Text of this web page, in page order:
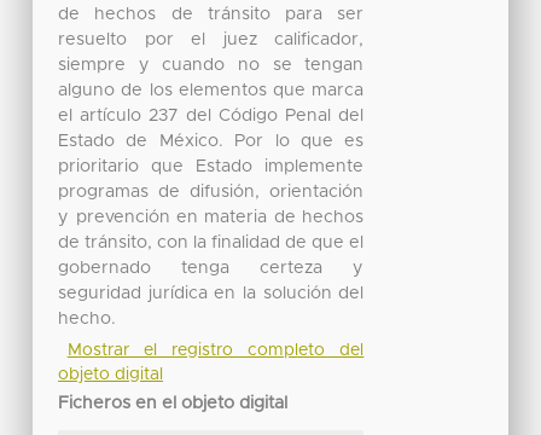
de hechos de tránsito para ser
resuelto por el juez calificador,
siempre y cuando no se tengan
alguno de los elementos que marca
el artículo 237 del Código Penal del
Estado de México. Por lo que es
prioritario que Estado implemente
programas de difusión, orientación
y prevención en materia de hechos
de tránsito, con la finalidad de que el
gobernado tenga certeza y
seguridad jurídica en la solución del
hecho.
Mostrar el registro completo del
objeto digital
Ficheros en el objeto digital